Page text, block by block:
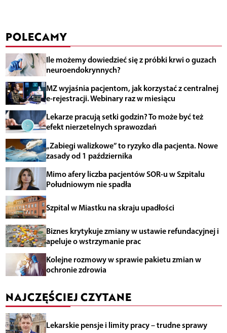
POLECAMY
Ile możemy dowiedzieć się z próbki krwi o guzach
neuroendokrynnych?
MZ wyjaśnia pacjentom, jak korzystać z centralnej
e-rejestracji. Webinary raz w miesiącu
Lekarze pracują setki godzin? To może być też
efekt nierzetelnych sprawozdań
„Zabiegi walizkowe” to ryzyko dla pacjenta. Nowe
zasady od 1 października
Mimo afery liczba pacjentów SOR-u w Szpitalu
Południowym nie spadła
Szpital w Miastku na skraju upadłości
Biznes krytykuje zmiany w ustawie refundacyjnej i
apeluje o wstrzymanie prac
Kolejne rozmowy w sprawie pakietu zmian w
ochronie zdrowia
NAJCZĘŚCIEJ CZYTANE
Lekarskie pensje i limity pracy – trudne sprawy